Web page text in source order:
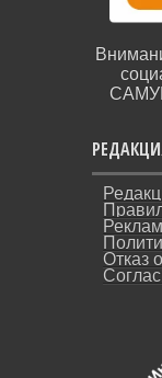
Отказ